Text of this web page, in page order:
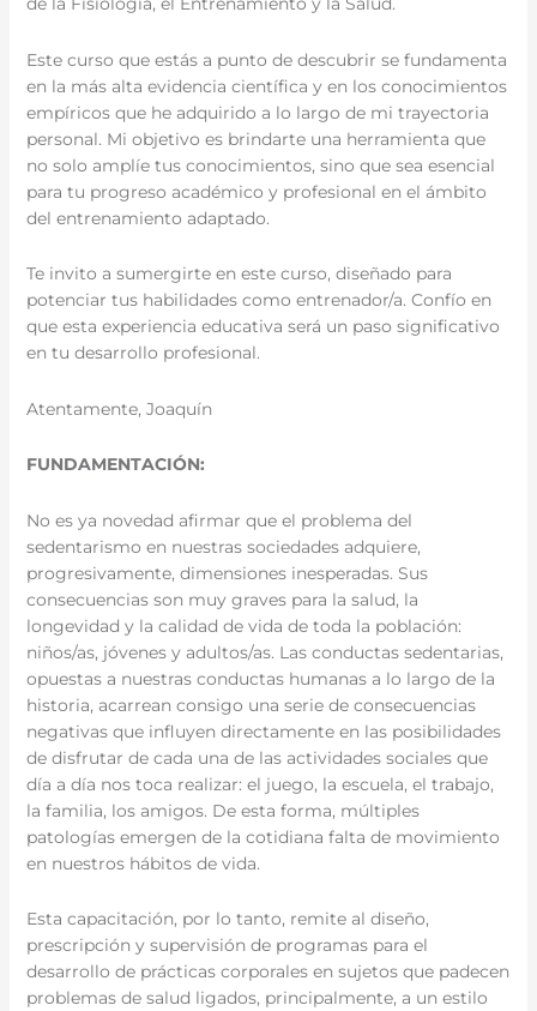
Este curso que estás a punto de descubrir se fundamenta
en la más alta evidencia científica y en los conocimientos
empíricos que he adquirido a lo largo de mi trayectoria
personal. Mi objetivo es brindarte una herramienta que
no solo amplíe tus conocimientos, sino que sea esencial
para tu progreso académico y profesional en el ámbito
del entrenamiento adaptado.
Te invito a sumergirte en este curso, diseñado para
potenciar tus habilidades como entrenador/a. Confío en
que esta experiencia educativa será un paso significativo
en tu desarrollo profesional.
Atentamente, Joaquín
FUNDAMENTACIÓN:
No es ya novedad afirmar que el problema del
sedentarismo en nuestras sociedades adquiere,
progresivamente, dimensiones inesperadas. Sus
consecuencias son muy graves para la salud, la
longevidad y la calidad de vida de toda la población:
niños/as, jóvenes y adultos/as. Las conductas sedentarias,
opuestas a nuestras conductas humanas a lo largo de la
historia, acarrean consigo una serie de consecuencias
negativas que influyen directamente en las posibilidades
de disfrutar de cada una de las actividades sociales que
día a día nos toca realizar: el juego, la escuela, el trabajo,
la familia, los amigos. De esta forma, múltiples
patologías emergen de la cotidiana falta de movimiento
en nuestros hábitos de vida.
Esta capacitación, por lo tanto, remite al diseño,
prescripción y supervisión de programas para el
desarrollo de prácticas corporales en sujetos que padecen
problemas de salud ligados, principalmente, a un estilo